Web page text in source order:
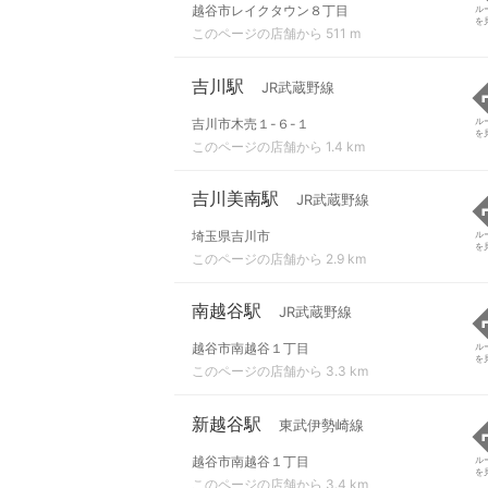
越谷市レイクタウン８丁目
このページの店舗から 511 m
ル
を
吉川駅 JR武蔵野線
吉川市木売１-６-１
このページの店舗から 1.4 km
ル
を
吉川美南駅 JR武蔵野線
埼玉県吉川市
このページの店舗から 2.9 km
ル
を
南越谷駅 JR武蔵野線
越谷市南越谷１丁目
このページの店舗から 3.3 km
ル
を
新越谷駅 東武伊勢崎線
越谷市南越谷１丁目
このページの店舗から 3.4 km
ル
を